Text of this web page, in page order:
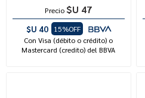
Precio $U 47
$U 40
15%OFF
Con Visa (débito o crédito) o
Mastercard (credito) del BBVA